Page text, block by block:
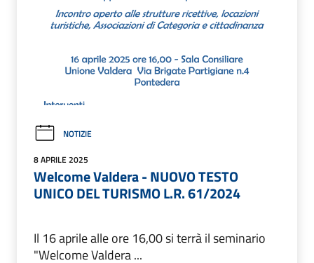
NOTIZIE
8 APRILE 2025
Welcome Valdera - NUOVO TESTO
UNICO DEL TURISMO L.R. 61/2024
Il 16 aprile alle ore 16,00 si terrà il seminario
"Welcome Valdera ...